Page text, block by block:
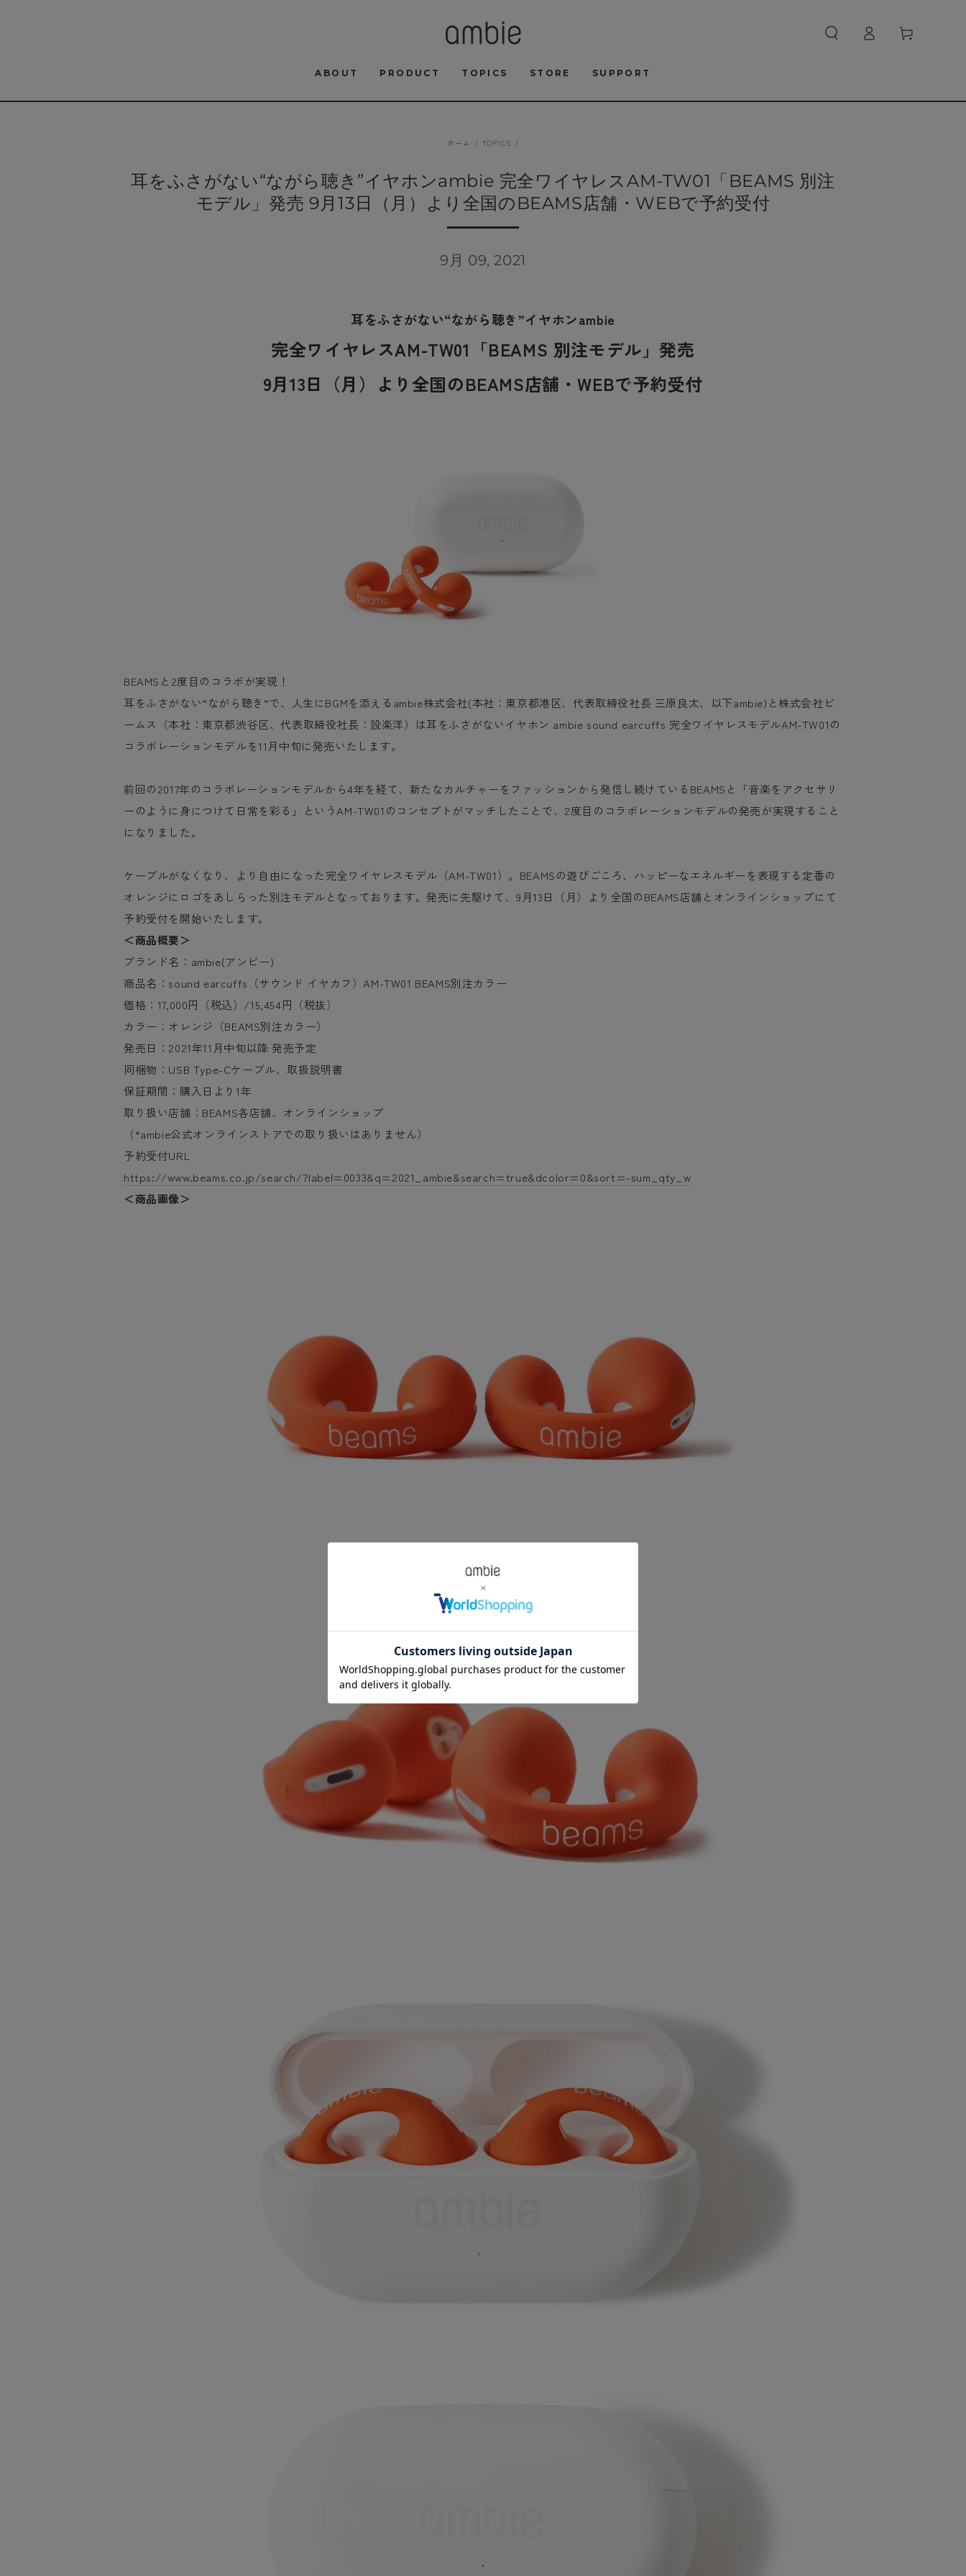
ABOUT PRODUCT TOPICS STORE SUPPORT
グ
イ
ー
ホーム / TOPICS /
耳をふさがない“ながら聴き”イヤホンambie 完全ワイヤレスAM-TW01「BEAMS 別注
モデル」発売 9月13日（月）より全国のBEAMS店舗・WEBで予約受付
9月 09, 2021
耳をふさがない“ながら聴き”イヤホンambie
完全ワイヤレスAM-TW01「BEAMS 別注モデル」発売
9月13日（月）より全国のBEAMS店舗・WEBで予約受付
BEAMSと2度目のコラボが実現！
耳をふさがない“ながら聴き“で、人生にBGMを添えるambie株式会社(本社：東京都港区、代表取締役社長 三原良太、以下ambie)と株式会社ビ
ームス（本社：東京都渋谷区、代表取締役社長：設楽洋）は耳をふさがないイヤホン ambie sound earcuffs 完全ワイヤレスモデルAM-TW01の
コラボレーションモデルを11月中旬に発売いたします。
前回の2017年のコラボレーションモデルから4年を経て、新たなカルチャーをファッションから発信し続けているBEAMSと「音楽をアクセサリ
ーのように身につけて日常を彩る」というAM-TW01のコンセプトがマッチしたことで、2度目のコラボレーションモデルの発売が実現すること
になりました。
ケーブルがなくなり、より自由になった完全ワイヤレスモデル（AM-TW01）。BEAMSの遊びごころ、ハッピーなエネルギーを表現する定番の
オレンジにロゴをあしらった別注モデルとなっております。発売に先駆けて、9月13日（月）より全国のBEAMS店舗とオンラインショップにて
予約受付を開始いたします。
＜商品概要＞
ブランド名：ambie(アンビー)
商品名：sound earcuffs（サウンド イヤカフ）AM-TW01 BEAMS別注カラー
価格：17,000円（税込）/15,454円（税抜）
カラー：オレンジ（BEAMS別注カラー）
発売日：2021年11月中旬以降 発売予定
同梱物：USB Type-Cケーブル、取扱説明書
保証期間：購入日より1年
取り扱い店舗：BEAMS各店舗、オンラインショップ
（*ambie公式オンラインストアでの取り扱いはありません）
予約受付URL
https://www.beams.co.jp/search/?label=0033&q=2021_ambie&search=true&dcolor=0&sort=-sum_qty_w
＜商品画像＞